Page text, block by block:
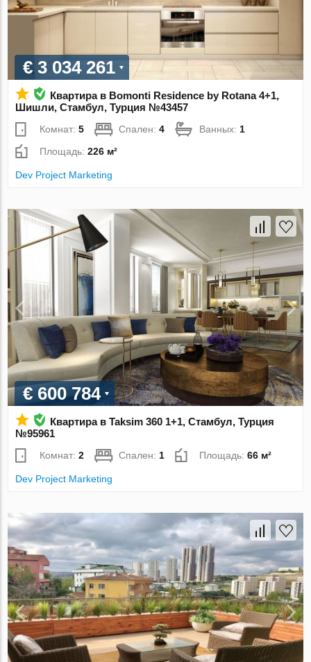
€ 3 034 261
Квартира в Bomonti Residence by Rotana 4+1,
Шишли, Стамбул, Турция №43457
Комнат:5 Спален:4 Ванных: 1
Площадь:226 м²
Dev Project Marketing
€ 600 784
Квартира в Taksim 360 1+1, Стамбул, Турция
№95961
Комнат:2 Спален: 1 Площадь:66 м²
Dev Project Marketing